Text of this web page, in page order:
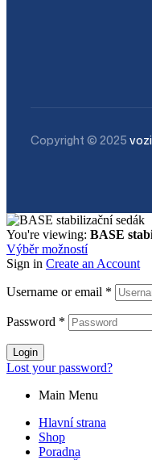
Copyright © 2025
You're viewing: BASE
Výběr možností
Sign in Create an Account
Username or email *
Password *
Login
Lost your password?
Main Menu
Hlavní strana
Shop
Poradna